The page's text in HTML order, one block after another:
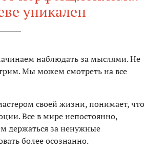
уникален
наблюдать за мыслями. Не
Мы можем смотреть на все
своей жизни, понимает, что
Все в мире непостоянно,
держаться за ненужные
более осознанно.